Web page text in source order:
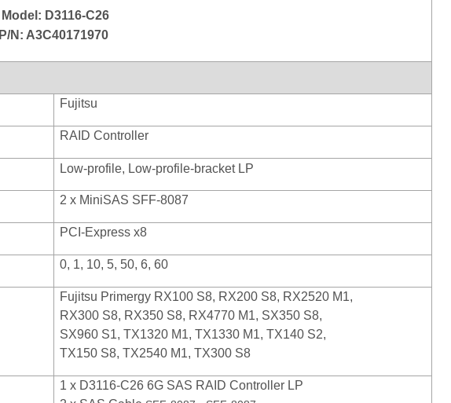
Model: D3116-C26
P/N: A3C40171970
Fujitsu
RAID Controller
Low-profile, Low-profile-bracket LP
2 x MiniSAS SFF-8087
PCI-Express x8
0, 1, 10, 5, 50, 6, 60
Fujitsu Primergy RX100 S8, RX200 S8, RX2520 M1,
RX300 S8, RX350 S8, RX4770 M1, SX350 S8,
SX960 S1, TX1320 M1, TX1330 M1, TX140 S2,
TX150 S8, TX2540 M1, TX300 S8
1 x D3116-C26 6G SAS RAID Controller LP